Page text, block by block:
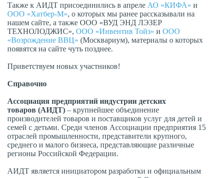
Также к АИДТ присоединились в апреле АО «КИФА» и
ООО «Хатбер-М», о которых мы ранее рассказывали на
нашем сайте, а также ООО «ВУД ЭНД ЛЭЗЕР
ТЕХНОЛОДЖИС», ООО «Инвентив Тойз» и ООО
«Возрождение ВВЦ» (Москвариум), материалы о которых
появятся на сайте чуть позднее.
Приветствуем новых участников!
Справочно
Ассоциация предприятий индустрии детских
товаров (АИДТ) – крупнейшее объединение
производителей товаров и поставщиков услуг для детей и
семей с детьми. Среди членов Ассоциации предприятия 15
отраслей промышленности, представители крупного,
среднего и малого бизнеса, представляющие различные
регионы Российской Федерации.
АИДТ является инициатором разработки и официальным